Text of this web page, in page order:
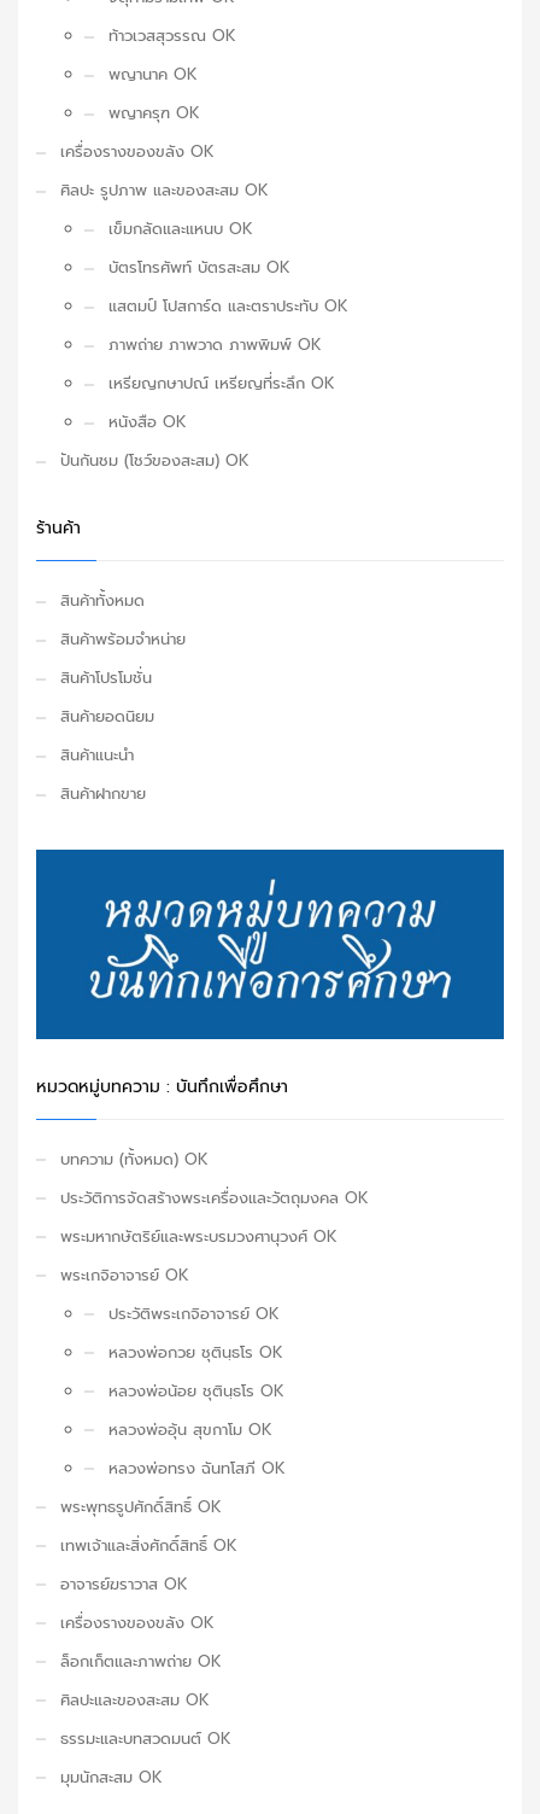
ท้าวเวสสุวรรณ OK
พญานาค OK
พญาครุฑ OK
เครื่องรางของขลัง OK
ศิลปะ รูปภาพ และของสะสม OK
เข็มกลัดและแหนบ OK
บัตรโทรศัพท์ บัตรสะสม OK
แสตมป์ โปสการ์ด และตราประทับ OK
ภาพถ่าย ภาพวาด ภาพพิมพ์ OK
เหรียญกษาปณ์ เหรียญที่ระลึก OK
หนังสือ OK
ปันกันชม (โชว์ของสะสม) OK
ร้านค้า
สินค้าทั้งหมด
สินค้าพร้อมจำหน่าย
สินค้าโปรโมชั่น
สินค้ายอดนิยม
สินค้าแนะนำ
สินค้าฝากขาย
หมวดหมู่บทความ : บันทึกเพื่อศึกษา
บทความ (ทั้งหมด) OK
ประวัติการจัดสร้างพระเครื่องและวัตถุมงคล OK
พระมหากษัตริย์และพระบรมวงศานุวงศ์ OK
พระเกจิอาจารย์ OK
ประวัติพระเกจิอาจารย์ OK
หลวงพ่อกวย ชุตินฺธโร OK
หลวงพ่อน้อย ชุตินฺธโร OK
หลวงพ่ออุ้น สุขกาโม OK
หลวงพ่อทรง ฉันทโสภี OK
พระพุทธรูปศักดิ์สิทธิ์ OK
เทพเจ้าและสิ่งศักดิ์สิทธิ์ OK
อาจารย์ฆราวาส OK
เครื่องรางของขลัง OK
ล็อกเก็ตและภาพถ่าย OK
ศิลปะและของสะสม OK
ธรรมะและบทสวดมนต์ OK
มุมนักสะสม OK